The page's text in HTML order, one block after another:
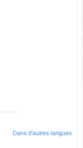
Dans d'autres langues